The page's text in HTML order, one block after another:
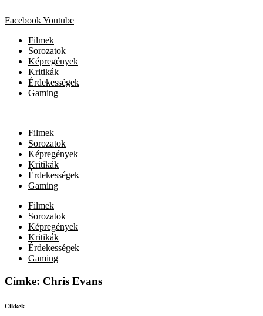
FacebookYoutube
Filmek
Sorozatok
Képregények
Kritikák
Érdekességek
Gaming
Filmek
Sorozatok
Képregények
Kritikák
Érdekességek
Gaming
Filmek
Sorozatok
Képregények
Kritikák
Érdekességek
Gaming
Címke: Chris Evans
Cikkek